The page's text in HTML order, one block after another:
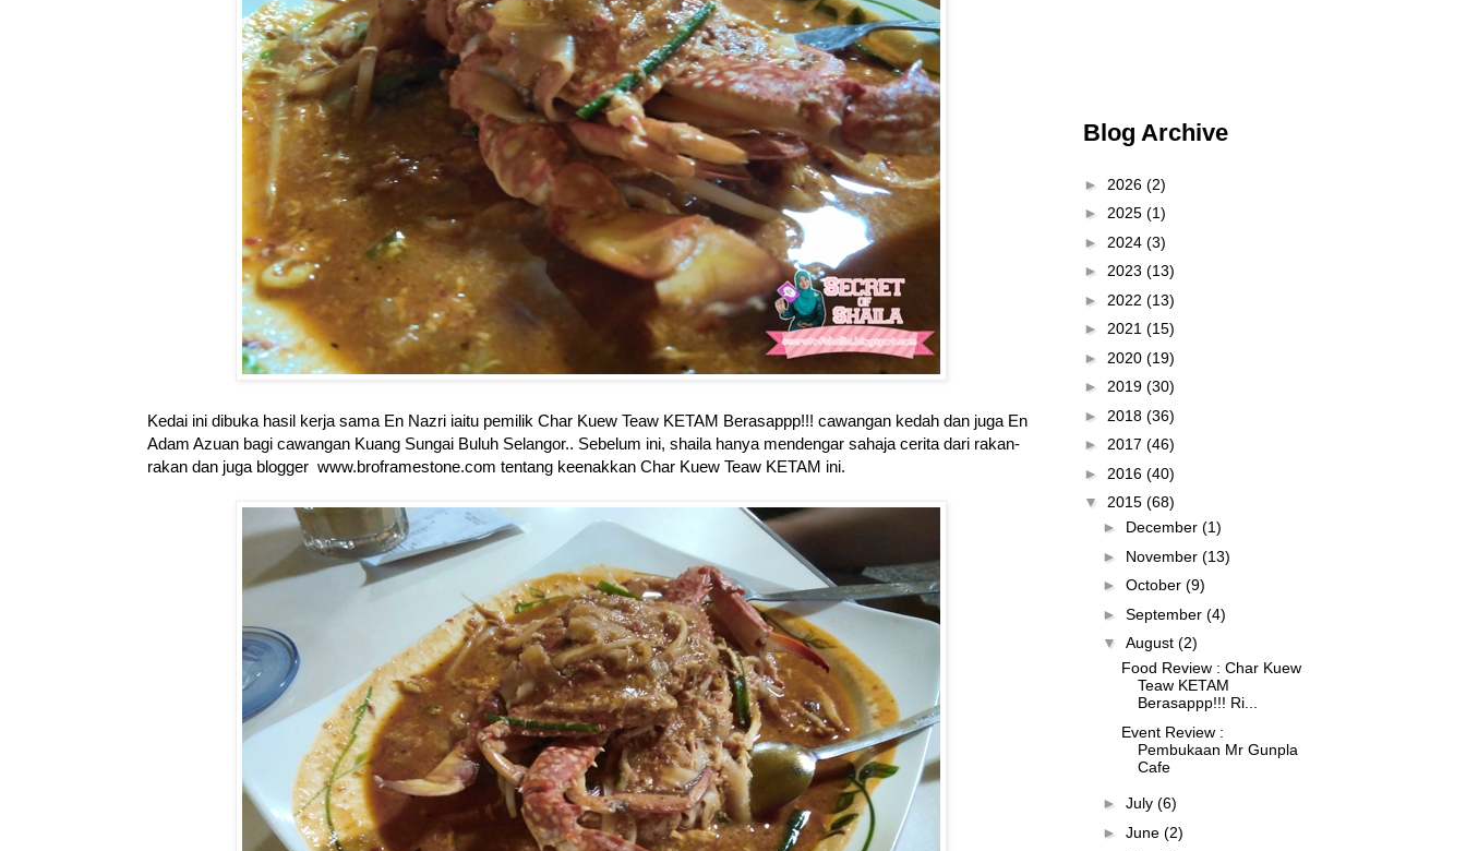
Kedai ini dibuka hasil kerja sama En Nazri iaitu pemilik Char Kuew Teaw KETAM Berasappp!!! cawangan kedah dan juga En
Adam Azuan bagi cawangan Kuang Sungai Buluh Selangor.. Sebelum ini, shaila hanya mendengar sahaja cerita dari rakan-
rakan dan juga blogger www.broframestone.com tentang keenakkan Char Kuew Teaw KETAM ini.
Blog Archive
► 2026 (2)
► 2025 (1)
► 2024 (3)
► 2023 (13)
► 2022 (13)
► 2021 (15)
► 2020 (19)
► 2019 (30)
► 2018 (36)
► 2017 (46)
► 2016 (40)
▼ 2015 (68)
► December (1)
► November (13)
► October (9)
► September (4)
▼ August (2)
Food Review : Char Kuew
Teaw KETAM
Berasappp!!! Ri...
Event Review :
Pembukaan Mr Gunpla
Cafe
► July (6)
► June (2)